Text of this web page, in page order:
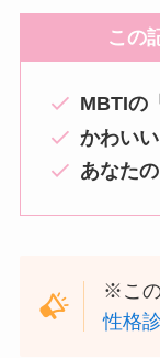
この
MBTIの
かわい
あなた
※こ
性格